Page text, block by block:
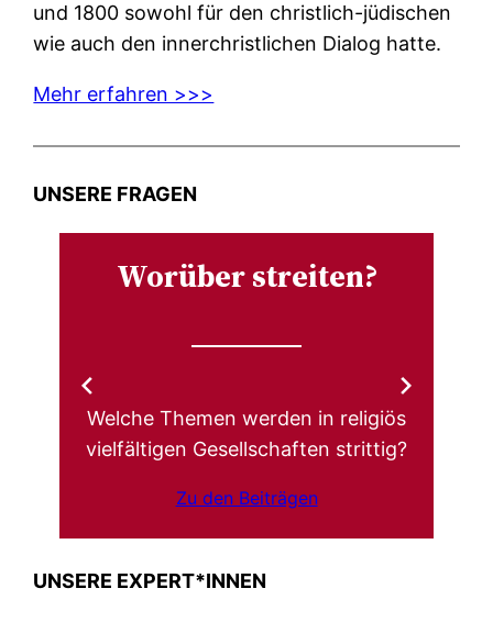
und 1800 sowohl für den christlich-jüdischen
wie auch den innerchristlichen Dialog hatte.
Mehr erfahren >>>
UNSERE FRAGEN
Worüber streiten?
Welche Themen werden in religiös
vielfältigen Gesellschaften strittig?
Zu den Beiträgen
UNSERE EXPERT*INNEN